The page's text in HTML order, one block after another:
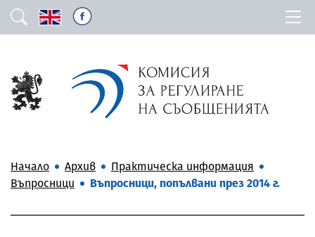
Начало Архив
Практическа информация
Въпросници
Въпросници, попълвани през 2014 г.